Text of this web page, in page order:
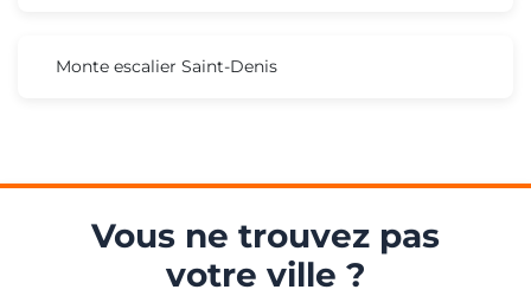
Monte escalier Saint-Denis
Vous ne trouvez pas
votre ville ?